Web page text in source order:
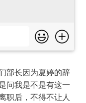
部长因为夏婷的辞
问我是不是有这一
职后，不得不让人